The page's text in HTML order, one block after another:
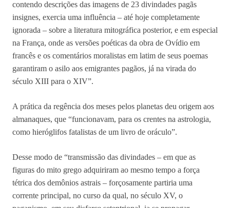
contendo descrições das imagens de 23 divindades pagãs
insignes, exercia uma influência – até hoje completamente
ignorada – sobre a literatura mitográfica posterior, e em especial
na França, onde as versões poéticas da obra de Ovídio em
francês e os comentários moralistas em latim de seus poemas
garantiram o asilo aos emigrantes pagãos, já na virada do
século XIII para o XIV”.
A prática da regência dos meses pelos planetas deu origem aos
almanaques, que “funcionavam, para os crentes na astrologia,
como hieróglifos fatalistas de um livro de oráculo”.
Desse modo de “transmissão das divindades – em que as
figuras do mito grego adquiriram ao mesmo tempo a força
tétrica dos demônios astrais – forçosamente partiria uma
corrente principal, no curso da qual, no século XV, o